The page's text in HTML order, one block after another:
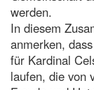
werden.
In diesem
anmerken,
für Kardinal
laufen, die von